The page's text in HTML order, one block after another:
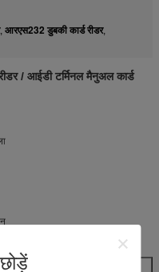
, आरएस232 डुबकी कार्ड रीडर,
/ आईडी टर्मिनल मैनुअल कार्ड